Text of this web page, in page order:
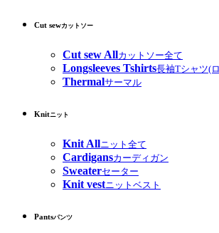
Cut sewカットソー
Cut sew Allカットソー全て
Longsleeves Tshirts長袖Tシャツ(
Thermalサーマル
Knitニット
Knit Allニット全て
Cardigansカーディガン
Sweaterセーター
Knit vestニットベスト
Pantsパンツ